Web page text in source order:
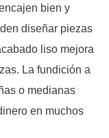
bien y
diseñar piezas
liso mejora
La fundición a
o medianas
en muchos